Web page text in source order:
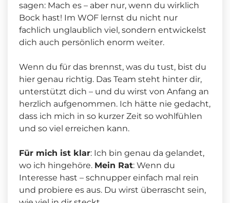
sagen: Mach es – aber nur, wenn du wirklich
Bock hast! Im WOF lernst du nicht nur
fachlich unglaublich viel, sondern entwickelst
dich auch persönlich enorm weiter.
Wenn du für das brennst, was du tust, bist du
hier genau richtig. Das Team steht hinter dir,
unterstützt dich – und du wirst von Anfang an
herzlich aufgenommen. Ich hätte nie gedacht,
dass ich mich in so kurzer Zeit so wohlfühlen
und so viel erreichen kann.
Für mich ist klar: Ich bin genau da gelandet,
wo ich hingehöre. Mein Rat: Wenn du
Interesse hast – schnupper einfach mal rein
und probiere es aus. Du wirst überrascht sein,